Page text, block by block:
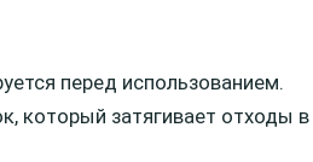
перед использованием.
который затягивает отходы в